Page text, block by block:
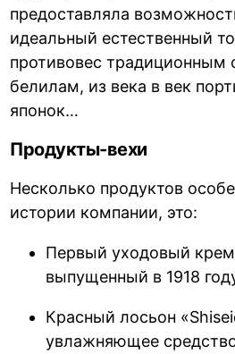
предоставляла
идеальный естественный
противовес традиционным
белилам, из века в век
японок…
Продукты-вехи
Несколько продуктов
истории компании, это:
Первый уходовый
выпущенный в 1918
Красный лосьон
увлажняющее